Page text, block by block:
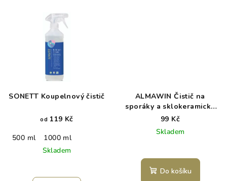
SONETT Koupelnový čistič
od 119 Kč
500 ml
1000 ml
Skladem
ALMAWIN Čistič na
sporáky a sklokeramické
desky 250 ml
99 Kč
Skladem
Do košíku